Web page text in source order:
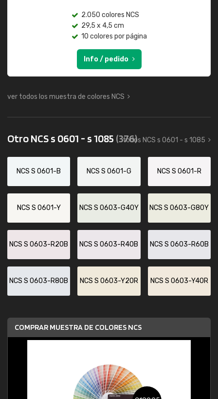
2.050 colores NCS
29,5 x 4,5 cm
10 colores por página
Info / pedido
ver todos los muestra de colores NCS
Otro NCS s 0601 - s 1085 (376)
todos NCS s 0601 - s 1085
NCS S 0601-B NCS S 0601-G NCS S 0601-R
NCS S 0601-Y NCS S 0603-G40Y NCS S 0603-G80Y
NCS S 0603-R20B NCS S 0603-R40B NCS S 0603-R60B
NCS S 0603-R80B NCS S 0603-Y20R NCS S 0603-Y40R
COMPRAR MUESTRA DE COLORES NCS